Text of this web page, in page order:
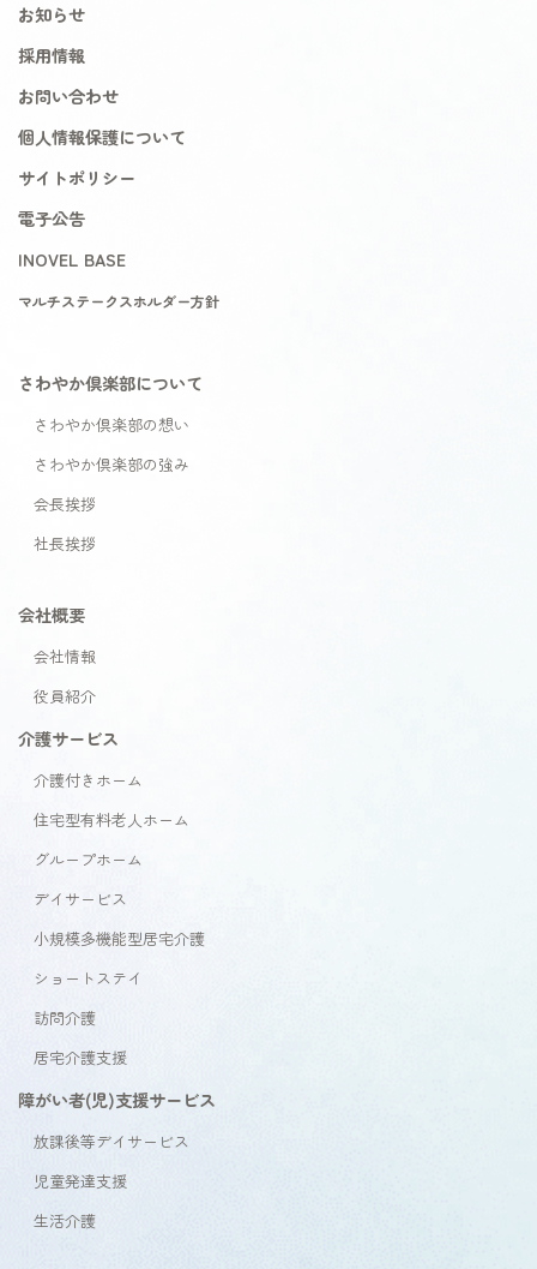
お知らせ
採用情報
お問い合わせ
個人情報保護について
サイトポリシー
電子公告
INOVEL BASE
マルチステークスホルダー方針
さわやか倶楽部について
さわやか倶楽部の想い
さわやか倶楽部の強み
会長挨拶
社長挨拶
会社概要
会社情報
役員紹介
介護サービス
介護付きホーム
住宅型有料老人ホーム
グループホーム
デイサービス
小規模多機能型居宅介護
ショートステイ
訪問介護
居宅介護支援
障がい者(児)支援サービス
放課後等デイサービス
児童発達支援
生活介護